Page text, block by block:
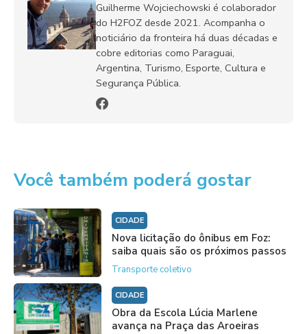
Guilherme Wojciechowski é colaborador
do H2FOZ desde 2021. Acompanha o
noticiário da fronteira há duas décadas e
cobre editorias como Paraguai,
Argentina, Turismo, Esporte, Cultura e
Segurança Pública.
Você também poderá gostar
CIDADE
Nova licitação do ônibus em Foz:
saiba quais são os próximos passos
Transporte coletivo
CIDADE
Obra da Escola Lúcia Marlene
avança na Praça das Aroeiras